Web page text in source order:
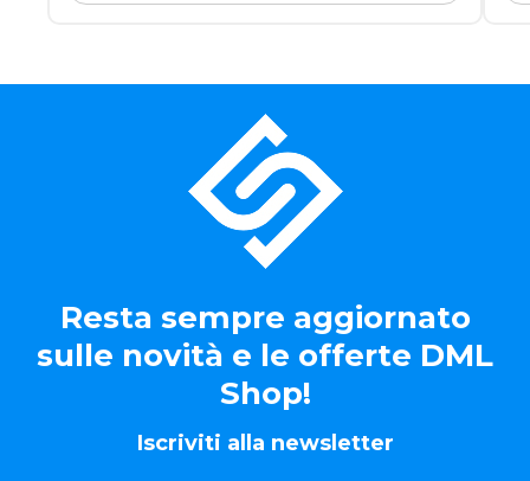
Resta sempre aggiornato
sulle novità e le offerte DML
Shop!
Iscriviti alla newsletter